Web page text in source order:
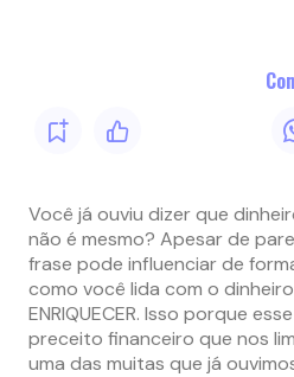
Você já ouviu dizer que
não é mesmo? Apesar de
frase pode influenciar de
como você lida com o dinheiro
ENRIQUECER. Isso porque
preceito financeiro que nos
uma das muitas que já